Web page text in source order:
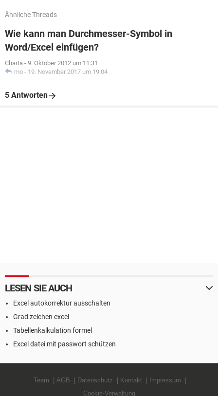
Ähnliche Threads
Wie kann man Durchmesser-Symbol in
Word/Excel einfügen?
Charta - 9. Oktober 2012 um 11:31
mo - 19. November 2017 um 19:04
5 Antworten
LESEN SIE AUCH
Excel autokorrektur ausschalten
Grad zeichen excel
Tabellenkalkulation formel
Excel datei mit passwort schützen
Team AGB Datenschutz Kontakt
Impressum
Cookie-Verwaltung